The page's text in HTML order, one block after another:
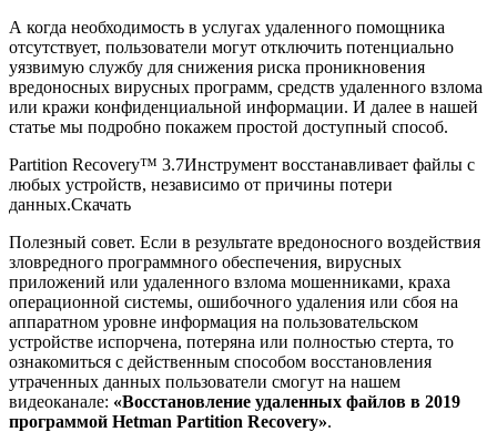
А когда необходимость в услугах удаленного помощника
отсутствует, пользователи могут отключить потенциально
уязвимую службу для снижения риска проникновения
вредоносных вирусных программ, средств удаленного взлома
или кражи конфиденциальной информации. И далее в нашей
статье мы подробно покажем простой доступный способ.
Partition Recovery™ 3.7Инструмент восстанавливает файлы с
любых устройств, независимо от причины потери
данных.Скачать
Полезный совет. Если в результате вредоносного воздействия
зловредного программного обеспечения, вирусных
приложений или удаленного взлома мошенниками, краха
операционной системы, ошибочного удаления или сбоя на
аппаратном уровне информация на пользовательском
устройстве испорчена, потеряна или полностью стерта, то
ознакомиться с действенным способом восстановления
утраченных данных пользователи смогут на нашем
видеоканале: «Восстановление удаленных файлов в 2019
программой Hetman Partition Recovery».